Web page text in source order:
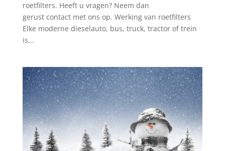
roetfilters. Heeft u vragen? Neem dan
gerust contact met ons op. Werking van roetfilters
Elke moderne dieselauto, bus, truck, tractor of trein
is...